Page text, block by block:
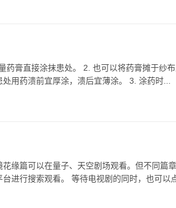
药膏直接涂抹患处。 2. 也可以将药膏摊于纱
用药溃前宜厚涂，溃后宜薄涂。 3. 涂药时...
花缘篇可以在量子、天空剧场观看。但不同篇
进行搜索观看。 等待电视剧的同时，也可以